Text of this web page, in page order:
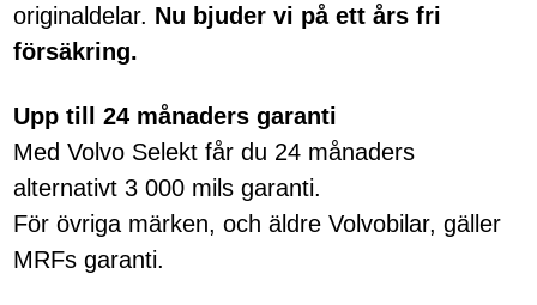
originaldelar. Nu bjuder vi på ett års fri
försäkring.
Upp till 24 månaders garanti
Med Volvo Selekt får du 24 månaders
alternativt 3 000 mils garanti.
För övriga märken, och äldre Volvobilar, gäller
MRFs garanti.